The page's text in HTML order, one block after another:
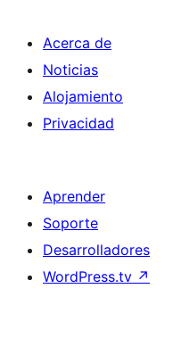
Acerca de
Noticias
Alojamiento
Privacidad
Aprender
Soporte
Desarrolladores
WordPress.tv ↗